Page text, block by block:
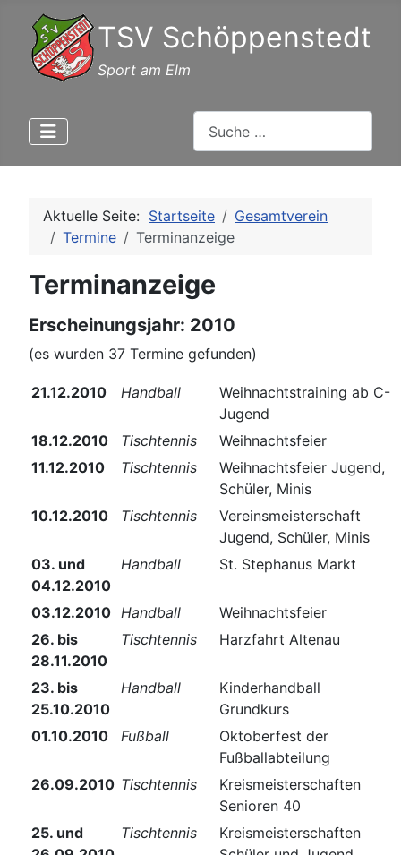
TSV Schöppenstedt
Sport am Elm
Aktuelle Seite: Startseite
Gesamtverein
Termine
Terminanzeige
Terminanzeige
Erscheinungsjahr: 2010
(es wurden 37 Termine gefunden)
21.12.2010 Handball
Weihnachtstraining ab C-
Jugend
18.12.2010
Tischtennis
Weihnachtsfeier
11.12.2010
Tischtennis
Weihnachtsfeier Jugend,
Schüler, Minis
10.12.2010
Tischtennis
Vereinsmeisterschaft
Jugend, Schüler, Minis
03. und
04.12.2010
Handball St. Stephanus Markt
03.12.2010 Handball
Weihnachtsfeier
26. bis
28.11.2010
Tischtennis Harzfahrt Altenau
23. bis
25.10.2010
Handball
Kinderhandball
Grundkurs
01.10.2010
Fußball
Oktoberfest der
Fußballabteilung
26.09.2010 Tischtennis
Kreismeisterschaften
Senioren 40
25. und
Tischtennis
Kreismeisterschaften